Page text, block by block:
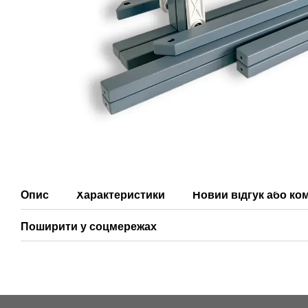
Опис Характеристики Новий відгук або
Поширити у соцмережах